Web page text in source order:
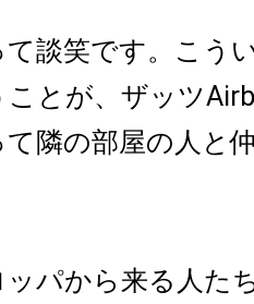
談笑です。こう
とが、ザッツ
隣の部屋の人と
パから来る人た